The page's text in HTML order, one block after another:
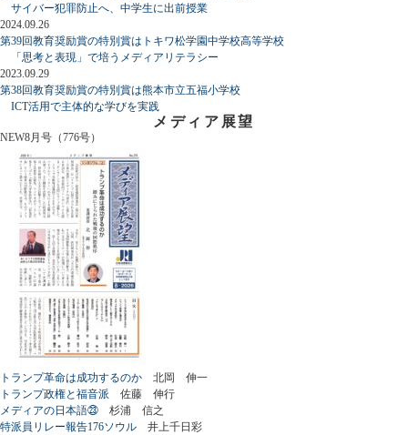
サイバー犯罪防止へ、中学生に出前授業
2024.09.26
第39回教育奨励賞の特別賞はトキワ松学園中学校高等学校
「思考と表現」で培うメディアリテラシー
2023.09.29
第38回教育奨励賞の特別賞は熊本市立五福小学校
ICT活用で主体的な学びを実践
メディア展望
NEW8月号（776号）
トランプ革命は成功するのか 北岡 伸一
トランプ政権と福音派 佐藤 伸行
メディアの日本語㉓ 杉浦 信之
特派員リレー報告176ソウル 井上千日彩